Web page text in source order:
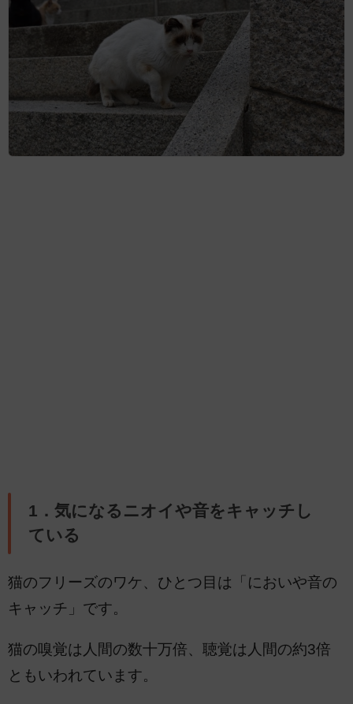
1．気になるニオイや音をキャッチし
ている
猫のフリーズのワケ、ひとつ目は「においや音の
キャッチ」です。
猫の嗅覚は人間の数十万倍、聴覚は人間の約3倍
ともいわれています。